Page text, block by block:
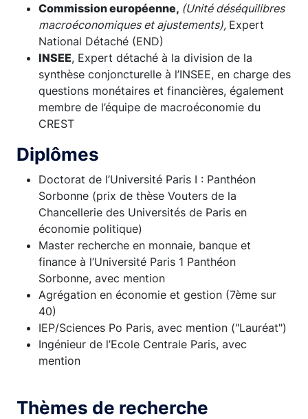
Commission européenne, (Unité déséquilibres
macroéconomiques et ajustements), Expert
National Détaché (END)
INSEE, Expert détaché à la division de la
synthèse conjoncturelle à l’INSEE, en charge des
questions monétaires et financières, également
membre de l’équipe de macroéconomie du
CREST
Diplômes
Doctorat de l’Université Paris I : Panthéon
Sorbonne (prix de thèse Vouters de la
Chancellerie des Universités de Paris en
économie politique)
Master recherche en monnaie, banque et
finance à l’Université Paris 1 Panthéon
Sorbonne, avec mention
Agrégation en économie et gestion (7ème sur
40)
IEP/Sciences Po Paris, avec mention ("Lauréat")
Ingénieur de l’Ecole Centrale Paris, avec
mention
Thèmes de recherche